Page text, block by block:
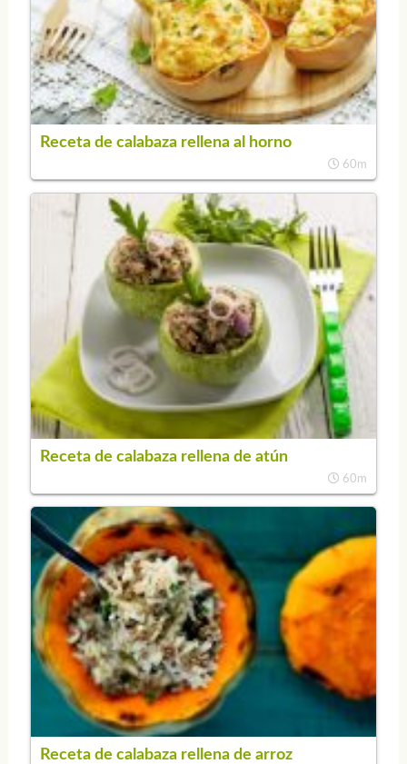
Receta de calabaza rellena al horno
60m
Receta de calabaza rellena de atún
60m
Receta de calabaza rellena de arroz